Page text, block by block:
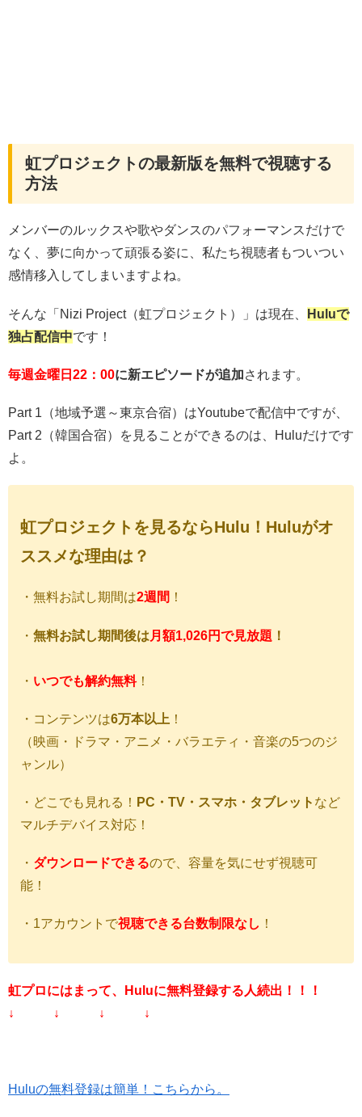
虹プロジェクトの最新版を無料で視聴する
方法
メンバーのルックスや歌やダンスのパフォーマンスだけで
なく、夢に向かって頑張る姿に、私たち視聴者もついつい
感情移入してしまいますよね。
そんな「Nizi Project（虹プロジェクト）」は現在、
Huluで
独占配信中です！
毎週金曜日22：00に新エピソードが追加されます。
Part 1（地域予選～東京合宿）はYoutubeで配信中ですが、
Part 2（韓国合宿）を見ることができるのは、Huluだけです
よ。
虹プロジェクトを見るならHulu！Huluがオ
ススメな理由は？
・無料お試し期間は2週間 ！
・ 無料お試し期間後は 月額1,026円で見放題 ！
・ いつでも解約無料！
・コンテンツは6万本以上 ！
（映画・ドラマ・アニメ・バラエティ・音楽の5つのジ
ャンル）
・どこでも見れる！ PC・TV・スマホ・タブレット など
マルチデバイス対応！
・ ダウンロードできるので、容量を気にせず視聴可
能！
・1アカウントで視聴できる台数制限なし ！
虹プロにはまって、Huluに無料登録する人続出！！！
↓ ↓ ↓ ↓
Huluの無料登録は簡単！こちらから。